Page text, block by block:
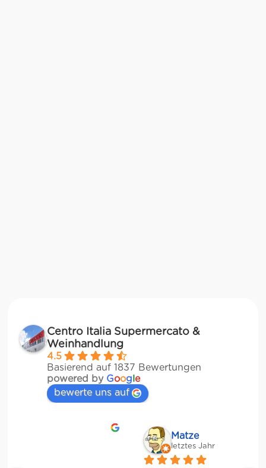
Centro Italia Supermercato &
Weinhandlung
4.5
Basierend auf 1837 Bewertungen
powered by Google
bewerte uns auf